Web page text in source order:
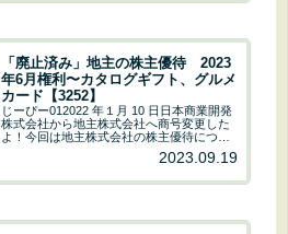
「廃止済み」地主の株主優待 2023
年6月権利〜カタログギフト、グルメ
カード【3252】
じーぴー012022 年１月 10 日日本商業開発
株式会社から地主株式会社へ商号変更した
よ！今回は地主株式会社の株主優待につい
て解説していきます。じーぴー的 地主
ステータス 配当金 株主優待 ジェフグ
2023.09.19